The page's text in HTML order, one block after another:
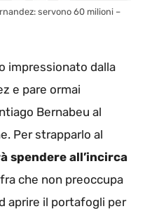
servono 60 milioni –
impressionato dalla
e pare ormai
Bernabeu al
Per strapparlo al
spendere all’incirca
che non preoccupa
aprire il portafogli per